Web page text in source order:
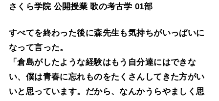
さくら学院 公開授業 歌の考古学 01部
すべてを終わった後に森先生も気持ちがいっぱいに
なって言った。
「倉島がしたような経験はもう自分達にはできな
い、僕は青春に忘れものをたくさんしてきた方がい
いと思っています。だから、なんかうらやましく思